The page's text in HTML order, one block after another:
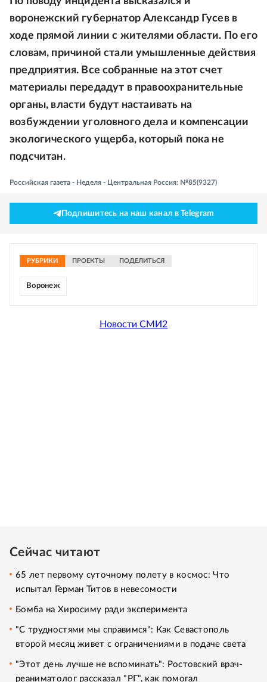
воронежский губернатор Александр Гусев в
ходе прямой линии с жителями области. По его
словам, причиной стали умышленные действия
предприятия. Все собранные на этот счет
материалы передадут в правоохранительные
органы, власти будут настаивать на
возбуждении уголовного дела и компенсации
экологического ущерба, который пока не
подсчитан.
Российская газета - Неделя - Центральная Россия: №85(9327)
Подпишитесь на наш канал в Telegram
РУБРИКИ ПРОЕКТЫ ПОДЕЛИТЬСЯ
Воронеж
Новости СМИ2
Сейчас читают
65 лет первому суточному полету в космос: Что
испытал Герман Титов в невесомости
Бомба на Хиросиму ради эксперимента
"С трудностями мы справимся": Как Севастополь
второй месяц живет с ограничениями в подаче света
"Этот день лучше не вспоминать": Ростовский врач-
реаниматолог рассказал "РГ", как помогал